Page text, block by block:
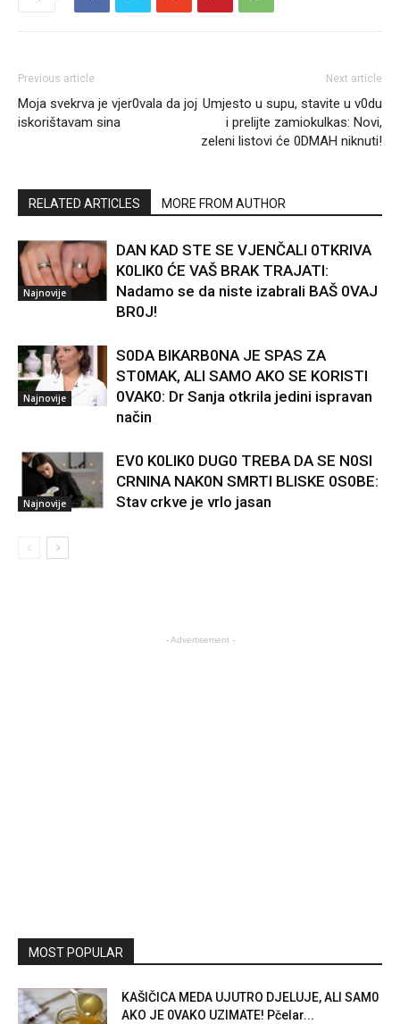
Previous article
Moja svekrva je vjer0vala da joj
iskorištavam sina
Next article
Umjesto u supu, stavite u v0du
i prelijte zamiokulkas: Novi,
zeleni listovi će 0DMAH niknuti!
RELATED ARTICLES MORE FROM AUTHOR
Najnovije
DAN KAD STE SE VJENČALI 0TKRIVA
K0LIK0 ĆE VAŠ BRAK TRAJATI:
Nadamo se da niste izabrali BAŠ 0VAJ
BR0J!
Najnovije
S0DA BIKARB0NA JE SPAS ZA
ST0MAK, ALI SAMO AKO SE KORISTI
0VAK0: Dr Sanja otkrila jedini ispravan
način
Najnovije
EV0 K0LIK0 DUG0 TREBA DA SE N0SI
CRNINA NAK0N SMRTI BLISKE 0S0BE:
Stav crkve je vrlo jasan
- Advertisement -
MOST POPULAR
KAŠIČICA MEDA UJUTRO DJELUJE, ALI SAM0
AKO JE 0VAKO UZIMATE! Pčelar...